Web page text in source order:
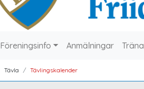
Föreningsinfo Anmälningar Träna
Tävla Tävlingskalender